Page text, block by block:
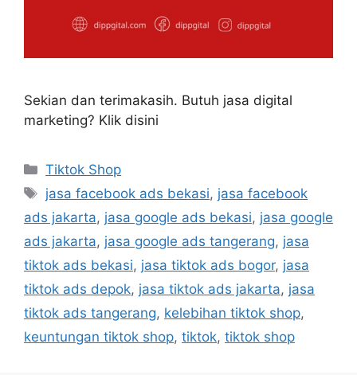
Sekian dan terimakasih. Butuh jasa digital
marketing? Klik disini
Tiktok Shop
jasa facebook ads bekasi, jasa facebook
ads jakarta, jasa google ads bekasi, jasa google
ads jakarta, jasa google ads tangerang, jasa
tiktok ads bekasi, jasa tiktok ads bogor, jasa
tiktok ads depok, jasa tiktok ads jakarta, jasa
tiktok ads tangerang, kelebihan tiktok shop,
keuntungan tiktok shop, tiktok, tiktok shop